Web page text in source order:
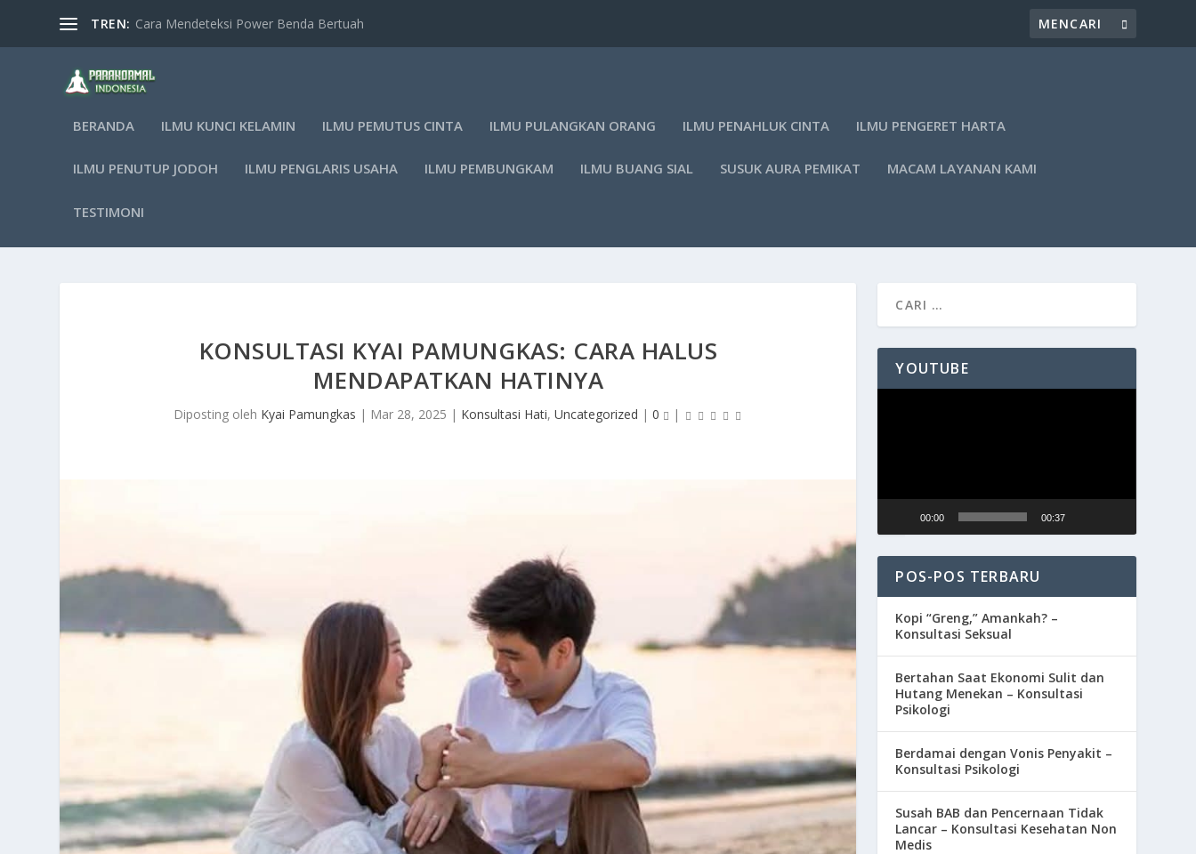
TREN: Cara Mendeteksi Power Benda Bertuah
BERANDA ILMU KUNCI KELAMIN ILMU PEMUTUS CINTA ILMU PULANGKAN ORANG ILMU PENAHLUK CINTA ILMU PENGERET HARTA
ILMU PENUTUP JODOH ILMU PENGLARIS USAHA ILMU PEMBUNGKAM ILMU BUANG SIAL SUSUK AURA PEMIKAT MACAM LAYANAN KAMI
TESTIMONI
KONSULTASI KYAI PAMUNGKAS: CARA HALUS
MENDAPATKAN HATINYA
Diposting oleh Kyai Pamungkas | Mar 28, 2025 | Konsultasi Hati,Uncategorized |0 |
YOUTUBE
00:00 00:37
POS-POS TERBARU
Kopi “Greng,” Amankah? –
Konsultasi Seksual
Bertahan Saat Ekonomi Sulit dan
Hutang Menekan – Konsultasi
Psikologi
Berdamai dengan Vonis Penyakit –
Konsultasi Psikologi
Susah BAB dan Pencernaan Tidak
Lancar – Konsultasi Kesehatan Non
Medis